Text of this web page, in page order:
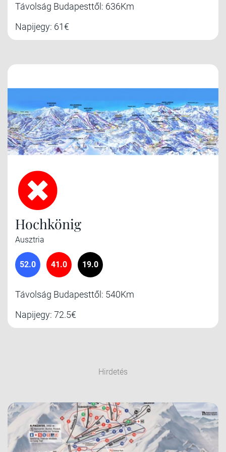
Távolság Budapesttől: 636Km
Napijegy: 61€
Hochkönig
Ausztria
52.0 41.0 19.0
Távolság Budapesttől: 540Km
Napijegy: 72.5€
Hirdetés